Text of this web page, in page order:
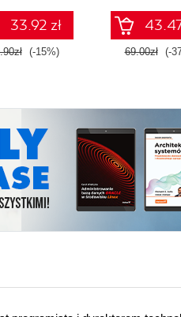
33.92 zł
(-15%) 69.00zł (-